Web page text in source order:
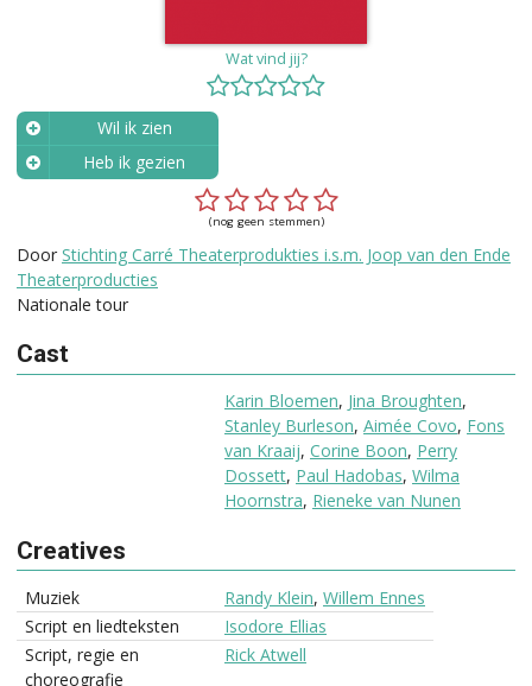
Wat vind jij?
Wil ik zien
Heb ik gezien
(nog geen stemmen)
Door Stichting Carré Theaterprodukties i.s.m. Joop van den Ende
Theaterproducties
Nationale tour
Cast
Karin Bloemen, Jina Broughten,
Stanley Burleson, Aimée Covo, Fons
van Kraaij, Corine Boon, Perry
Dossett, Paul Hadobas, Wilma
Hoornstra, Rieneke van Nunen
Creatives
Muziek Randy Klein, Willem Ennes
Script en liedteksten
Isodore Ellias
Script, regie en
choreografie
Rick Atwell